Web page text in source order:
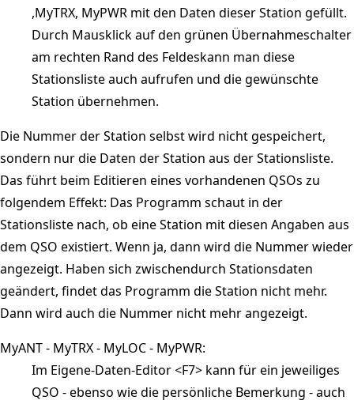
,MyTRX, MyPWR mit den Daten dieser Station gefüllt.
Durch Mausklick auf den grünen Übernahmeschalter
am rechten Rand des Feldeskann man diese
Stationsliste auch aufrufen und die gewünschte
Station übernehmen.
Die Nummer der Station selbst wird nicht gespeichert,
sondern nur die Daten der Station aus der Stationsliste.
Das führt beim Editieren eines vorhandenen QSOs zu
folgendem Effekt: Das Programm schaut in der
Stationsliste nach, ob eine Station mit diesen Angaben aus
dem QSO existiert. Wenn ja, dann wird die Nummer wieder
angezeigt. Haben sich zwischendurch Stationsdaten
geändert, findet das Programm die Station nicht mehr.
Dann wird auch die Nummer nicht mehr angezeigt.
MyANT - MyTRX - MyLOC - MyPWR:
Im Eigene-Daten-Editor <F7> kann für ein jeweiliges
QSO - ebenso wie die persönliche Bemerkung - auch